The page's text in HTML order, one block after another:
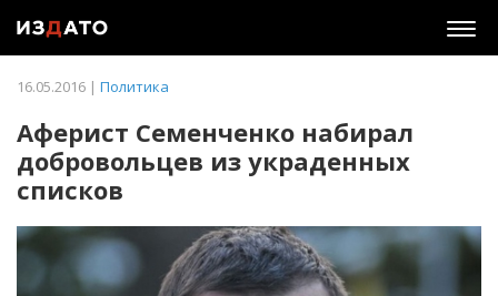
16.05.2016 | Политика
Аферист Семенченко набирал
добровольцев из украденных
списков